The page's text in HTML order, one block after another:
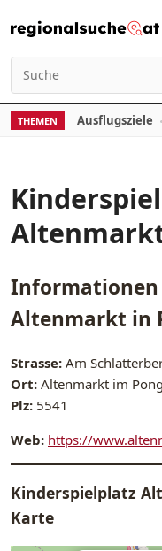
Suchen nach:
THEMEN Ausflugsziele
Informationen
Altenmarkt in
Strasse: Am
Ort: Altenmarkt im
Plz: 5541
Web: https://
Kinderspielplatz
Karte